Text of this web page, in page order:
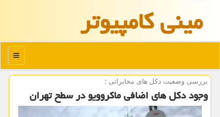
مینی كامپیوتر
منو
بررسی وضعیت دكل های مخابراتی ؛
وجود دكل های اضافی ماكروویو در سطح تهران